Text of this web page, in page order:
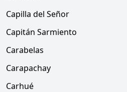
Capilla del Señor
Capitán Sarmiento
Carabelas
Carapachay
Carhué